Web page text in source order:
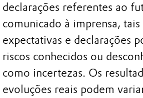
declarações referentes ao
comunicado à imprensa,
expectativas e declarações
riscos conhecidos ou
como incertezas. Os
evoluções reais podem